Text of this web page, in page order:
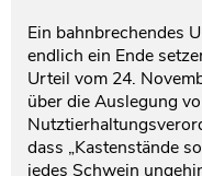
Ein bahnbrechendes
endlich ein Ende
Urteil vom 24.
über die Auslegung
dass „Kastenstände
jedes Schwein